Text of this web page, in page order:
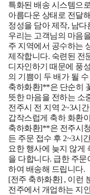
특화된 배송 시스템으
아름다운 상태로 전달
정성을 담아 제작, 남
우리는 고객님의 마음
주 지역에서 공수하는
제작합니다. 숙련된 전
디자인하기 때문에 풍
의 기쁨이 두 배가 될
축하화환]**은 단순히
뜻한 마음을 전하는 소
전주시 전 지역 2~3시
갑작스럽게 축하 화환
축하화환]**은 전주시
든 주문 접수 후 2~3시
요한 행사에 늦지 않게
을 다합니다. 급한 주
하여 배송해 드립니다.
[전주 축하화환] , 이런
전주에서 개업하는 지